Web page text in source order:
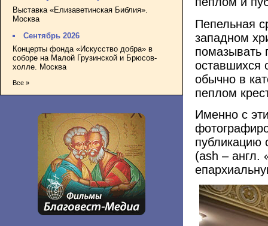
Выставка «Елизаветинская Библия».
Москва
Сентябрь 2026
Концерты фонда «Искусство добра» в
соборе на Малой Грузинской и Брюсов-
холле. Москва
Все »
Пепельная
западном
помазывать
оставшихся
обычно в
пеплом
Именно с
публикацию
(ash – англ.